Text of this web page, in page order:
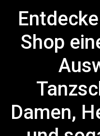
Shop
Damen,